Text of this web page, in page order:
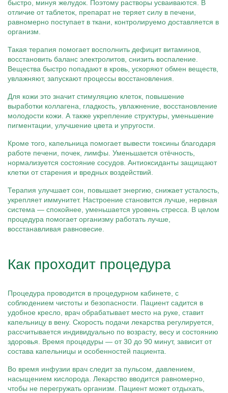
быстро, минуя желудок. Поэтому растворы усваиваются. В
отличие от таблеток, препарат не теряет силу в печени,
равномерно поступает в ткани, контролируемо доставляется в
организм.
Такая терапия помогает восполнить дефицит витаминов,
восстановить баланс электролитов, снизить воспаление.
Вещества быстро попадают в кровь, ускоряют обмен веществ,
увлажняют, запускают процессы восстановления.
Для кожи это значит стимуляцию клеток, повышение
выработки коллагена, гладкость, увлажнение, восстановление
молодости кожи. А также укрепление структуры, уменьшение
пигментации, улучшение цвета и упругости.
Кроме того, капельница помогает вывести токсины благодаря
работе печени, почек, лимфы. Уменьшается отёчность,
нормализуется состояние сосудов. Антиоксиданты защищают
клетки от старения и вредных воздействий.
Терапия улучшает сон, повышает энергию, снижает усталость,
укрепляет иммунитет. Настроение становится лучше, нервная
система — спокойнее, уменьшается уровень стресса. В целом
процедура помогает организму работать лучше,
восстанавливая равновесие.
Как проходит процедура
Процедура проводится в процедурном кабинете, с
соблюдением чистоты и безопасности. Пациент садится в
удобное кресло, врач обрабатывает место на руке, ставит
капельницу в вену. Скорость подачи лекарства регулируется,
рассчитывается индивидуально по возрасту, весу и состоянию
здоровья. Время процедуры — от 30 до 90 минут, зависит от
состава капельницы и особенностей пациента.
Во время инфузии врач следит за пульсом, давлением,
насыщением кислорода. Лекарство вводится равномерно,
чтобы не перегружать организм. Пациент может отдыхать,